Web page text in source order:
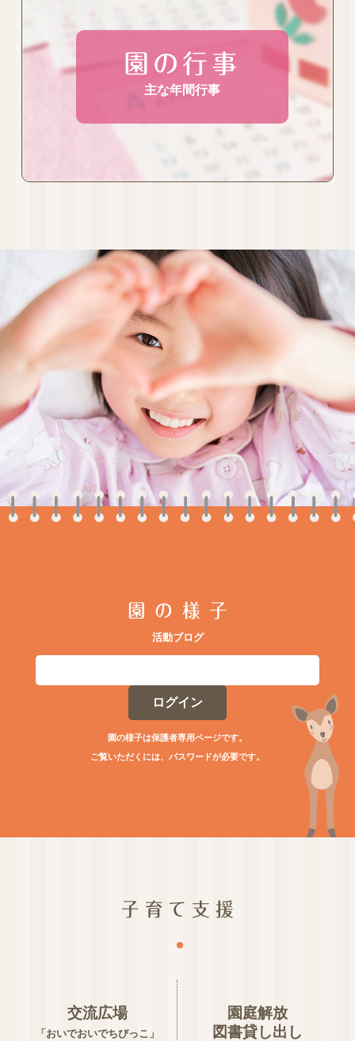
園の行事
主な年間行事
園の様子
活動ブログ
ログイン
園の様子は保護者専用ページです。
ご覧いただくには、パスワードが必要です。
子育て支援
交流広場
「おいでおいでちびっこ」
園庭解放
図書貸し出し